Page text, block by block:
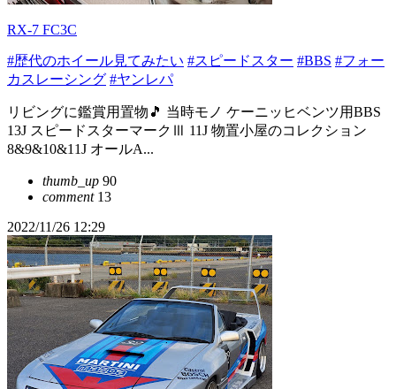
RX-7 FC3C
#歴代のホイール見てみたい #スピードスター #BBS #フォー
カスレーシング #ヤンレパ
リビングに鑑賞用置物🎵 当時モノ ケーニッヒベンツ用BBS
13J スピードスターマークⅢ 11J 物置小屋のコレクション
8&9&10&11J オールA...
thumb_up 90
comment13
2022/11/26 12:29